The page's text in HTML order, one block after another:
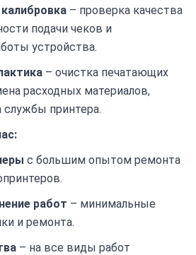
– проверка качества
подачи чеков и
устройства.
– очистка печатающих
расходных материалов,
службы принтера.
с большим опытом ремонта
работ – минимальные
и ремонта.
– на все виды работ